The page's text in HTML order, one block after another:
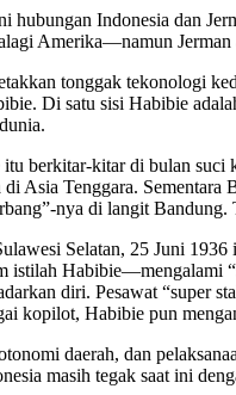
hubungan Indonesia dan
Amerika—namun
tonggak tekonologi
Di satu sisi Habibie
berkitar-kitar di bulan suci
Asia Tenggara.
nya di langit
Selatan, 25 Juni
Habibie—mengalami
diri. Pesawat “super
kopilot, Habibie pun
daerah, dan
masih tegak saat ini